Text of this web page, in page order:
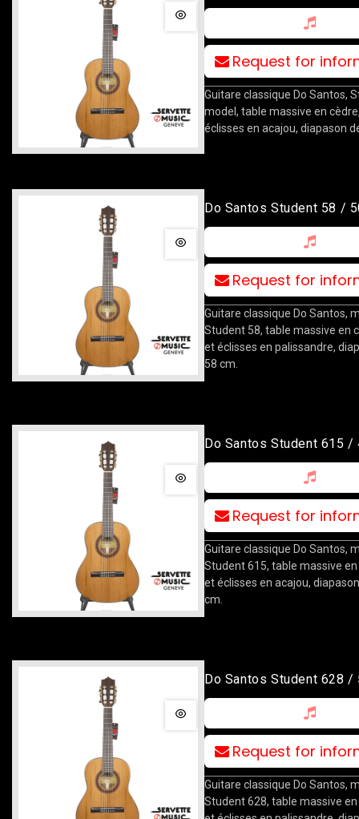
Request for
Guitare classique Do Santos,
model, table massive en
éclisses en acajou, diapason
Do Santos Student 58 /
Request for
Guitare classique Do Santos,
Student 58, table massive en
et éclisses en palissandre,
58 cm.
Do Santos Student 615 /
Request for
Guitare classique Do Santos,
Student 615, table massive
et éclisses en acajou,
cm.
Do Santos Student 628 /
Request for
Guitare classique Do Santos,
Student 628, table massive